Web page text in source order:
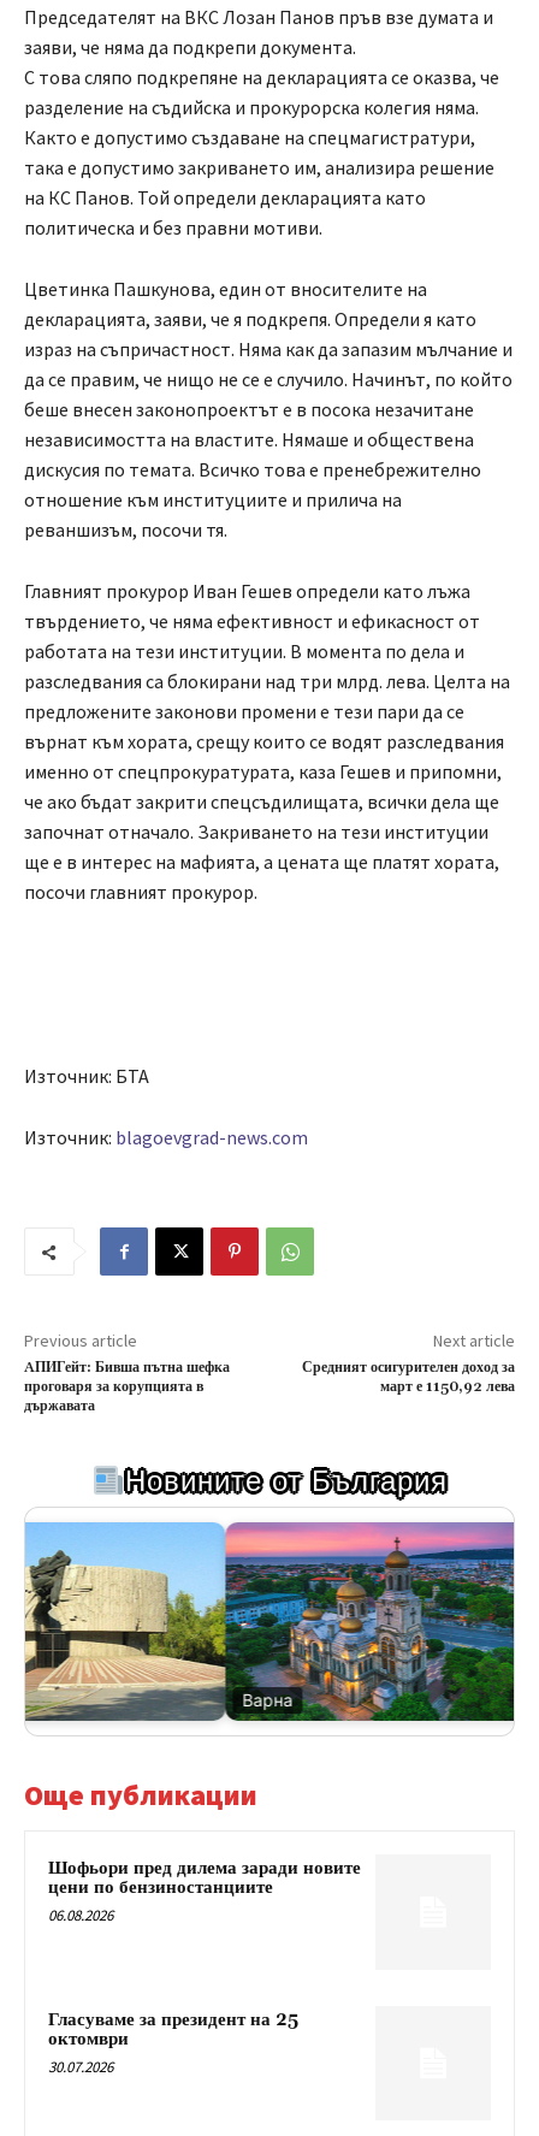
Председателят на ВКС Лозан Панов пръв взе думата и
заяви, че няма да подкрепи документа.
С това сляпо подкрепяне на декларацията се оказва, че
разделение на съдийска и прокурорска колегия няма.
Както е допустимо създаване на спецмагистратури,
така е допустимо закриването им, анализира решение
на КС Панов. Той определи декларацията като
политическа и без правни мотиви.
Цветинка Пашкунова, един от вносителите на
декларацията, заяви, че я подкрепя. Определи я като
израз на съпричастност. Няма как да запазим мълчание и
да се правим, че нищо не се е случило. Начинът, по който
беше внесен законопроектът е в посока незачитане
независимостта на властите. Нямаше и обществена
дискусия по темата. Всичко това е пренебрежително
отношение към институциите и прилича на
реваншизъм, посочи тя.
Главният прокурор Иван Гешев определи като лъжа
твърдението, че няма ефективност и ефикасност от
работата на тези институции. В момента по дела и
разследвания са блокирани над три млрд. лева. Целта на
предложените законови промени е тези пари да се
върнат към хората, срещу които се водят разследвания
именно от спецпрокуратурата, каза Гешев и припомни,
че ако бъдат закрити спецсъдилищата, всички дела ще
започнат отначало. Закриването на тези институции
ще е в интерес на мафията, а цената ще платят хората,
посочи главният прокурор.
Източник: БТА
Източник: blagoevgrad-news.com
Previous article
AПИГейт: Бивша пътна шефка
проговаря за корупцията в
държавата
Next article
Средният осигурителен доход за
март е 1150,92 лева
Новините от България
Варна
Още публикации
Шофьори пред дилема заради новите
цени по бензиностанциите
06.08.2026
Гласуваме за президент на 25
октомври
30.07.2026